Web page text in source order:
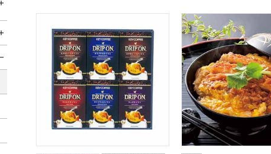
キーコーヒー ドリップオンギフト[CAG-30N]【贈りも
祇園又吉 だし香る
詳細を開く
詳細を開く